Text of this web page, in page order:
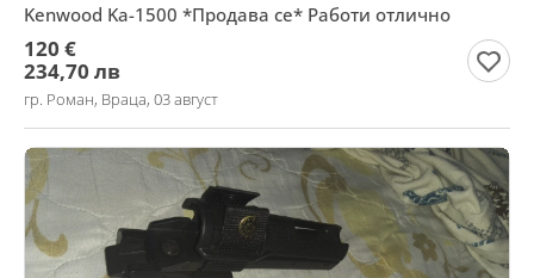
Kenwood Ka-1500 *Продава се* Работи отлично
120 €
234,70 лв
гр. Роман, Враца, 03 август